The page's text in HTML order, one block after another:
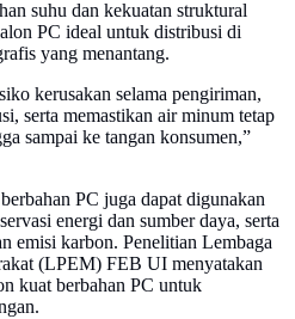
suhu dan kekuatan struktural
PC ideal untuk distribusi di
yang menantang.
kerusakan selama pengiriman,
serta memastikan air minum tetap
sampai ke tangan konsumen,”
PC juga dapat digunakan
energi dan sumber daya, serta
emisi karbon. Penelitian Lembaga
(LPEM) FEB UI menyatakan
kuat berbahan PC untuk